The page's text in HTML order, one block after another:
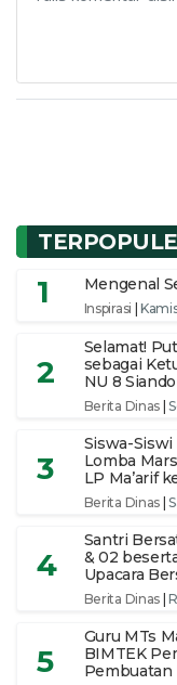
1 Mengenal
Inspirasi |
2
Selamat!
sebagai
NU 8
Berita Dinas |
3
Siswa-Siswi
Lomba
LP Ma’arif
Berita Dinas |
4
Santri
& 02
Upacara
pimpin
Berita Dinas |
5
Guru MTs
BIMTEK
Pembuatan